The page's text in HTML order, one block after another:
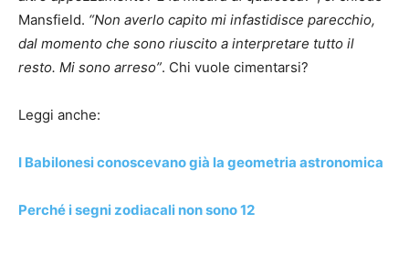
Mansfield. “Non averlo capito mi infastidisce parecchio,
dal momento che sono riuscito a interpretare tutto il
resto. Mi sono arreso”. Chi vuole cimentarsi?
Leggi anche:
I Babilonesi conoscevano già la geometria astronomica
Perché i segni zodiacali non sono 12